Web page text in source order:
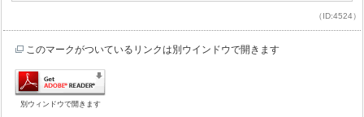
（ID:4524）
このマークがついているリンクは別ウインドウで開きます
別ウィンドウで開きます